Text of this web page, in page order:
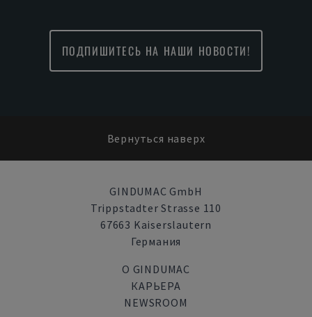
ПОДПИШИТЕСЬ НА НАШИ НОВОСТИ!
Вернуться наверх
GINDUMAC GmbH
Trippstadter Strasse 110
67663 Kaiserslautern
Германия
О GINDUMAC
КАРЬЕРА
NEWSROOM